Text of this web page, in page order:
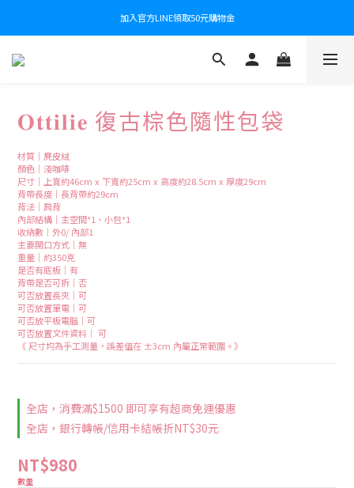
加入官方LINE領取50元購物金
𝐎𝐭𝐭𝐢𝐥𝐢𝐞 復古棕色隨性包袋
材質｜麂皮絨
顏色｜淺咖啡
尺寸｜上寬約46cm x 下寬約25cm x 高度約28.5cm x 厚度29cm
背帶長度｜長背帶約29cm
背法｜肩背
內部結構｜主空間*1、小包*1
收納數｜外0/ 內部1
主要開口方式｜無
重量｜約350克
是否有底板｜有
背帶是否可拆｜否
可否放置長夾｜可
可否放置筆電｜可
可否放平板電腦｜可
可否放置文件資料｜ 可
《 尺寸均為手工測量，誤差值在 ±3cm 內屬正常範圍。》
全店，消費滿$1500 即可享有超商免運優惠
全店，銀行轉帳/信用卡結帳折NT$30元
NT$980
數量